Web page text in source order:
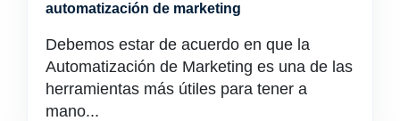
automatización de marketing
Debemos estar de acuerdo en que la
Automatización de Marketing es una de las
herramientas más útiles para tener a
mano...